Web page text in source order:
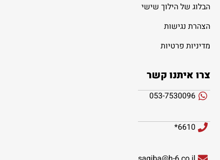
הבלוג של הילוך שישי
הצהרת נגישות
מדיניות פרטיות
צרו איתנו קשר
053-7530096
6610*